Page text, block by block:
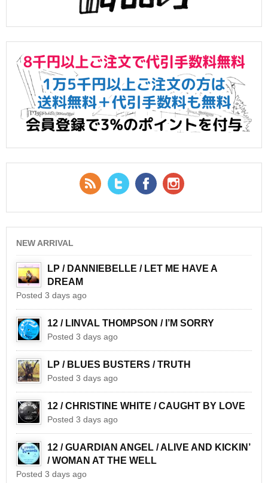
RSS Feed
Twitter Facebook
NEW ARRIVAL
LP / DANNIEBELLE / LET ME HAVE A
DREAM
Posted 3 days ago
12 / LINVAL THOMPSON / I’M SORRY
Posted 3 days ago
LP / BLUES BUSTERS / TRUTH
Posted 3 days ago
12 / CHRISTINE WHITE / CAUGHT BY LOVE
Posted 3 days ago
12 / GUARDIAN ANGEL / ALIVE AND KICKIN’
/ WOMAN AT THE WELL
Posted 3 days ago